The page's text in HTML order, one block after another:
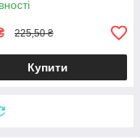
225,50 ₴
Купити